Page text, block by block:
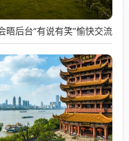
晤后台“有说有笑”愉快交流